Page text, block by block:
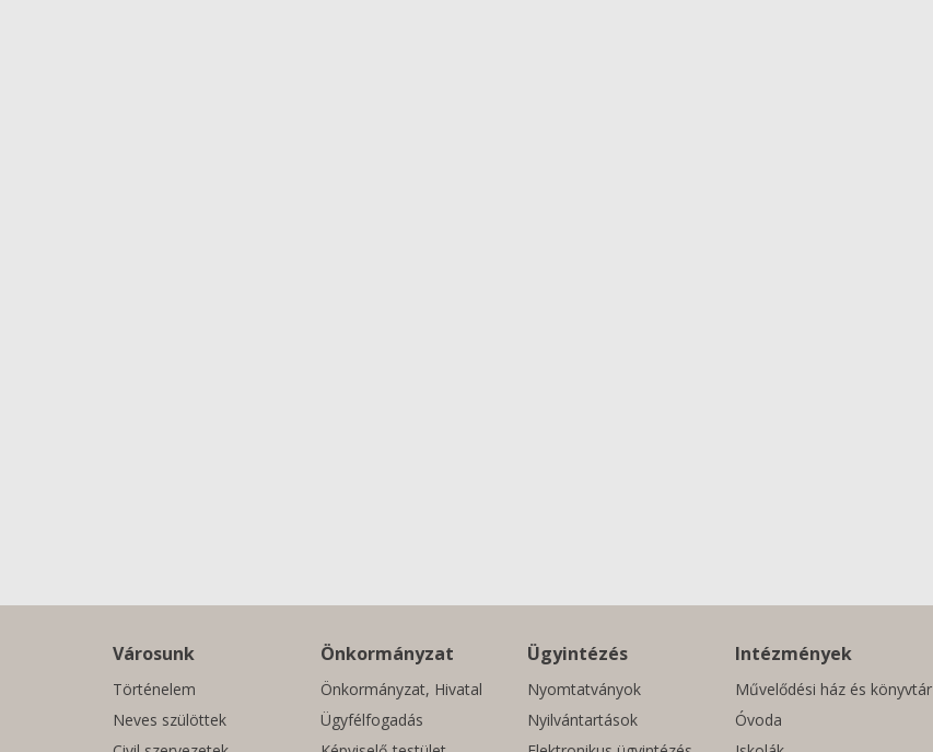
Városunk
Történelem
Neves szülöttek
Önkormányzat
Önkormányzat, Hivatal
Ügyfélfogadás
Ügyintézés
Nyomtatványok
Nyilvántartások
Intézmények
Művelődési ház és könyvtár
Óvoda